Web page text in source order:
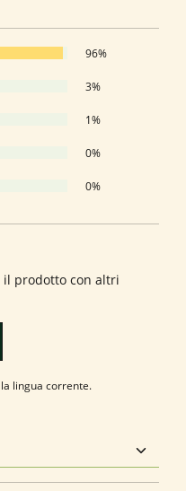
96%
3%
1%
0%
0%
il prodotto con altri
lingua corrente.